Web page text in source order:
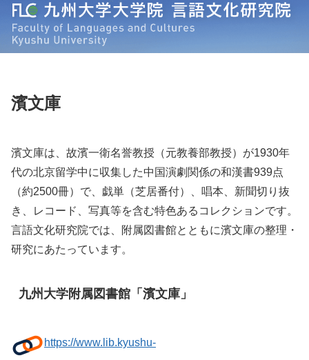
濱文庫
濱文庫は、故濱一衛名誉教授（元教養部教授）が1930年
代の北京留学中に収集した中国演劇関係の和漢書939点
（約2500冊）で、戯単（芝居番付）、唱本、新聞切り抜
き、レコード、写真等を含む特色あるコレクションです。
言語文化研究院では、附属図書館とともに濱文庫の整理・
研究にあたっています。
九州大学附属図書館「濱文庫」
https://www.lib.kyushu-